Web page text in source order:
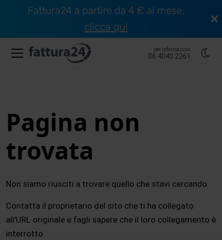
Fattura24 a partire da 4 € al mese:
clicca qui
per informazioni
06.4040.2261
Pagina non
trovata
Non siamo riusciti a trovare quello che stavi cercando.
Contatta il proprietario del sito che ti ha collegato
all'URL originale e fagli sapere che il loro collegamento è
interrotto.